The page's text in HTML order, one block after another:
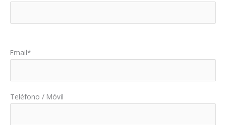
Email*
Teléfono / Móvil